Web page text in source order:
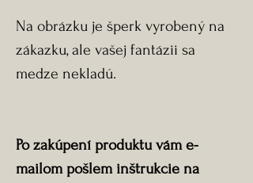
Na obrázku je šperk vyrobený na
zákazku, ale vašej fantázii sa
medze nekladú.
Po zakúpení produktu vám e-
mailom pošlem inštrukcie na